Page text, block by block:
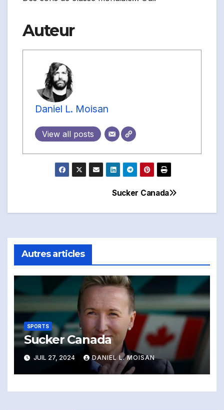
Auteur
Daniel L. Moisan
View all posts
de
l'article
Sucker Canada
Autres articles
SPORTS
Sucker Canada
JUIL 27, 2024 DANIEL L. MOISAN